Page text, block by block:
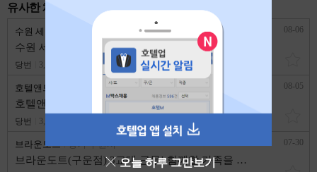
유사한 채용 리스트
수원 세인트호텔
수원 세인트호텔에서 격일당번 모집 합니다
당번 3,600,000원 경력무관
08-06
호텔앤드
호텔앤드에서 격일당번(남)1명모집합니다.
당번 3,500,000원
08-05
브라운도트 경기 수원시
브라운도트(구운점) 3교대 근무! 함께할 가족을 분들을 모집합니다!
07-30
오늘 하루 그만보기